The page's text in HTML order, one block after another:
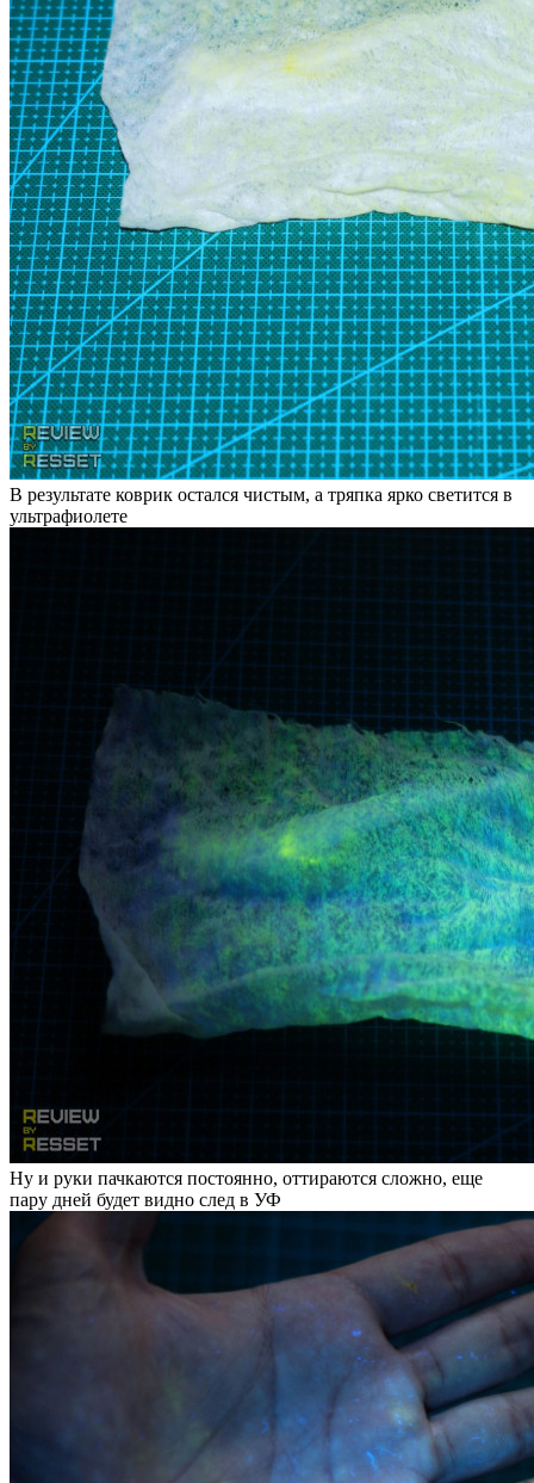
В результате коврик остался чистым, а тряпка ярко светится в
ультрафиолете
Ну и руки пачкаются постоянно, оттираются сложно, еще
пару дней будет видно след в УФ